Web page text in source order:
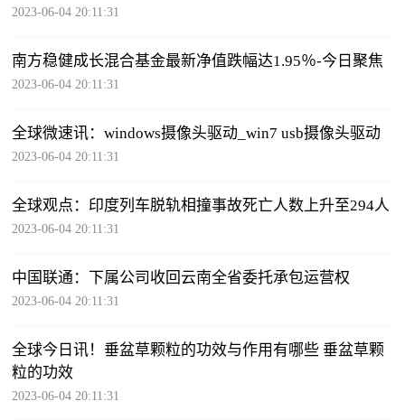
2023-06-04 20:11:31
南方稳健成长混合基金最新净值跌幅达1.95％-今日聚焦
2023-06-04 20:11:31
全球微速讯：windows摄像头驱动_win7 usb摄像头驱动
2023-06-04 20:11:31
全球观点：印度列车脱轨相撞事故死亡人数上升至294人
2023-06-04 20:11:31
中国联通：下属公司收回云南全省委托承包运营权
2023-06-04 20:11:31
全球今日讯！垂盆草颗粒的功效与作用有哪些 垂盆草颗
粒的功效
2023-06-04 20:11:31